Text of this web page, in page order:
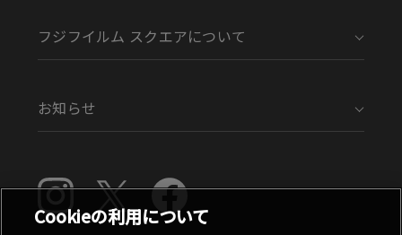
フジフイルム スクエアについて
お知らせ
Cookieの利用について